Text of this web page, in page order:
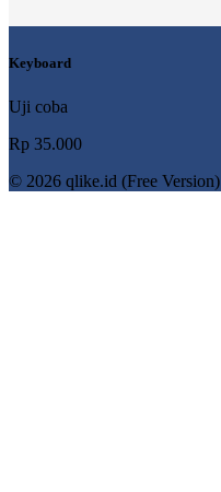
Keyboard
Uji coba
Rp 35.000
© 2026 qlike.id (Free Version)